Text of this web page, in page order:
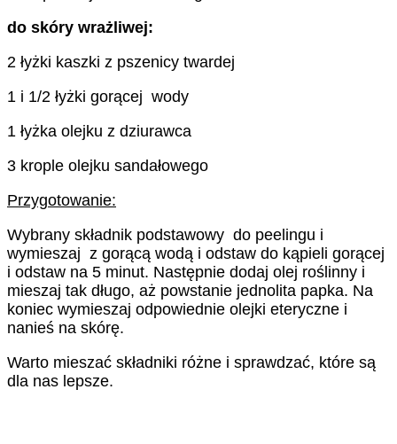
do skóry wrażliwej:
2 łyżki kaszki z pszenicy twardej
1 i 1/2 łyżki gorącej wody
1 łyżka olejku z dziurawca
3 krople olejku sandałowego
Przygotowanie:
Wybrany składnik podstawowy do peelingu i
wymieszaj z gorącą wodą i odstaw do kąpieli gorącej
i odstaw na 5 minut. Następnie dodaj olej roślinny i
mieszaj tak długo, aż powstanie jednolita papka. Na
koniec wymieszaj odpowiednie olejki eteryczne i
nanieś na skórę.
Warto mieszać składniki różne i sprawdzać, które są
dla nas lepsze.